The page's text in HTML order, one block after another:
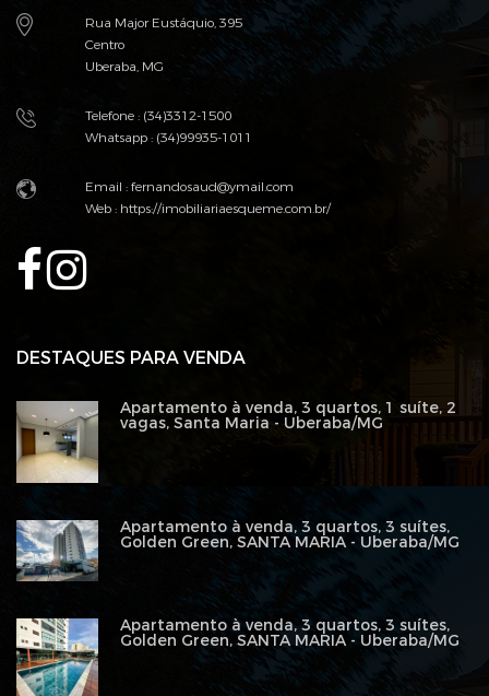
Rua Major Eustáquio, 395
Centro
Uberaba, MG
Telefone : (34)3312-1500
Whatsapp : (34)99935-1011
Email : fernandosaud@ymail.com
Web :https://imobiliariaesqueme.com.br/
DESTAQUES PARA VENDA
Apartamento à venda, 3 quartos, 1 suíte, 2
vagas, Santa Maria - Uberaba/MG
Apartamento à venda, 3 quartos, 3 suítes,
Golden Green, SANTA MARIA - Uberaba/MG
Apartamento à venda, 3 quartos, 3 suítes,
Golden Green, SANTA MARIA - Uberaba/MG